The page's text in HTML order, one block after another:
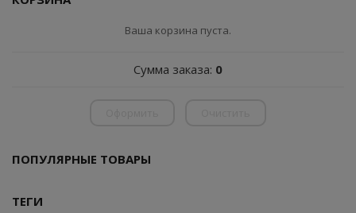
Ваша корзина пуста.
Сумма заказа: 0
ПОПУЛЯРНЫЕ ТОВАРЫ
ТЕГИ